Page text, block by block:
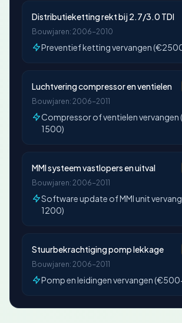
Distributieketting rekt bij 2.7/3.0 TDI
Bouwjaren: 2006-2010
Preventief ketting vervangen
Luchtvering compressor en ventielen
Bouwjaren: 2006-2011
Compressor of ventielen
1500)
MMI systeem vastlopers en uitval
Bouwjaren: 2006-2011
Software update of MMI unit
1200)
Stuurbekrachtiging pomp lekkage
Bouwjaren: 2006-2011
Pomp en leidingen vervangen